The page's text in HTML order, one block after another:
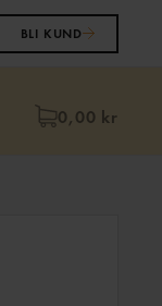
BLI KUND
0,00 kr